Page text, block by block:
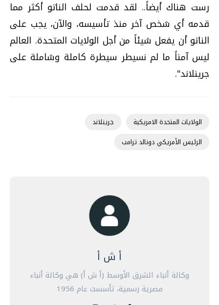
رست هناك أيضاً.. لقد قدمت لحلف الناتو أكثر مما
قدمه أي شخص آخر منذ تأسيسه، والآن، يجب على
الناتو أن يفعل شيئاً من أجل الولايات المتحدة. العالم
ليس آمناً ما لم نسيطر سيطرة كاملة وشاملة على
جرينلاند".
الولايات المتحدة الامريكية
جرينلاند
الرئيس الأمريكي دونالد ترامب
أ ش أ
وكالة أنباء الشرق الأوسط (أ ش أ) هي وكالة أنباء
مصرية رسمية، تأسست عام 1956